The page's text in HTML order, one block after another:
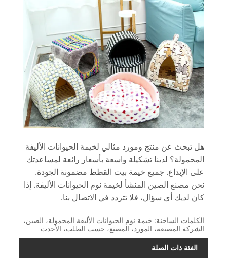
هل تبحث عن منتج ومورد مثالي لخيمة الحيوانات الأليفة
المحمولة؟ لدينا تشكيلة واسعة بأسعار رائعة لمساعدتك
على الإبداع. جميع خيمة بيت القطط مضمونة الجودة.
نحن مصنع الصين المنشأ لخيمة نوم الحيوانات الأليفة. إذا
كان لديك أي سؤال، فلا تتردد في الاتصال بنا.
الكلمات الساخنة: خيمة نوم الحيوانات الأليفة المحمولة، الصين،
الشركة المصنعة، المورد، المصنع، حسب الطلب، الأحدث
الفئة ذات الصلة